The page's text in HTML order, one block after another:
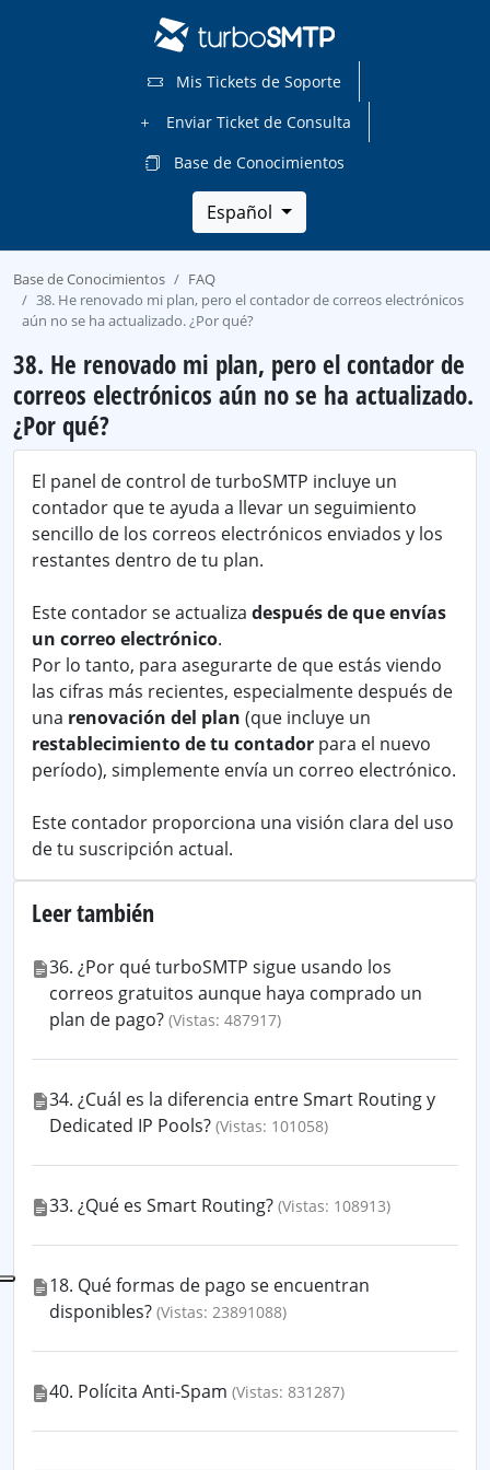
Mis Tickets de Soporte
Enviar Ticket de Consulta
Base de Conocimientos
Español
Base de Conocimientos
FAQ
38. He renovado mi plan, pero el contador de correos electrónicos
aún no se ha actualizado. ¿Por qué?
38. He renovado mi plan, pero el contador de
correos electrónicos aún no se ha actualizado.
¿Por qué?
El panel de control de turboSMTP incluye un
contador que te ayuda a llevar un seguimiento
sencillo de los correos electrónicos enviados y los
restantes dentro de tu plan.
Este contador se actualiza después de que envías
un correo electrónico.
Por lo tanto, para asegurarte de que estás viendo
las cifras más recientes, especialmente después de
una renovación del plan (que incluye un
restablecimiento de tu contador para el nuevo
período), simplemente envía un correo electrónico.
Este contador proporciona una visión clara del uso
de tu suscripción actual.
Leer también
36. ¿Por qué turboSMTP sigue usando los
correos gratuitos aunque haya comprado un
plan de pago? (Vistas: 487917)
34. ¿Cuál es la diferencia entre Smart Routing y
Dedicated IP Pools? (Vistas: 101058)
33. ¿Qué es Smart Routing? (Vistas: 108913)
18. Qué formas de pago se encuentran
disponibles? (Vistas: 23891088)
40. Polícita Anti-Spam (Vistas: 831287)